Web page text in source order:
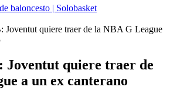
baloncesto | Solobasket
Joventut quiere traer de la NBA G League
Joventut quiere traer de
a un ex canterano